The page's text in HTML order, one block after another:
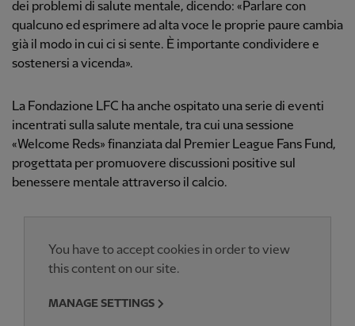
dei problemi di salute mentale, dicendo: «Parlare con
qualcuno ed esprimere ad alta voce le proprie paure cambia
già il modo in cui ci si sente. È importante condividere e
sostenersi a vicenda».
La Fondazione LFC ha anche ospitato una serie di eventi
incentrati sulla salute mentale, tra cui una sessione
«Welcome Reds» finanziata dal Premier League Fans Fund,
progettata per promuovere discussioni positive sul
benessere mentale attraverso il calcio.
You have to accept cookies in order to view
this content on our site.
MANAGE SETTINGS